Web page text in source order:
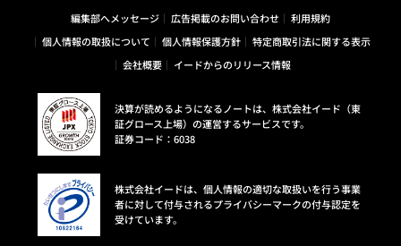
編集部へメッセージ 広告掲載のお問い合わせ
利用規約
個人情報の取扱について
個人情報保護方針
特定商取引法に関する表示
会社概要
イードからのリリース情報
決算が読めるようになるノートは、株式会社イード（東
証グロース上場）の運営するサービスです。
証券コード：6038
株式会社イードは、個人情報の適切な取扱いを行う事業
者に対して付与されるプライバシーマークの付与認定を
受けています。